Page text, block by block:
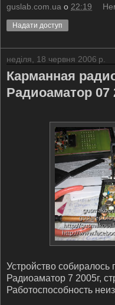
guslab.com.ua о 22:19
Надати доступ
неділя, 18 червня 2006 р.
Карманная
Радиоаматор 07
Устройство собиралось
Радиоаматор 7 2005г,
Работоспособность